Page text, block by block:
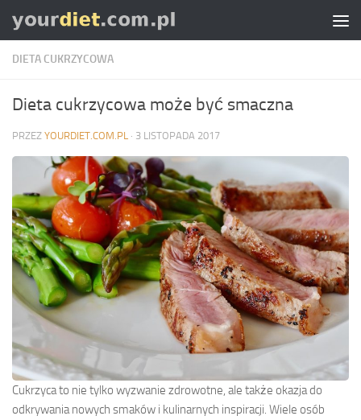
Skip to content
DIETA CUKRZYCOWA
Dieta cukrzycowa może być smaczna
PRZEZ YOURDIET.COM.PL · 3 LISTOPADA 2017
Cukrzyca to nie tylko wyzwanie zdrowotne, ale także okazja do
odkrywania nowych smaków i kulinarnych inspiracji. Wiele osób